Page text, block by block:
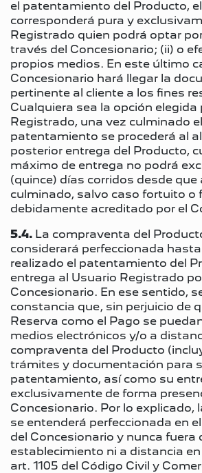
el patentamiento del Producto,
corresponderá pura y
Registrado quien podrá optar
través del Concesionario; (ii) o
propios medios. En este último
Concesionario hará llegar la
pertinente al cliente a los fines
Cualquiera sea la opción elegida
Registrado, una vez culminado
patentamiento se procederá al
posterior entrega del Producto,
máximo de entrega no podrá
(quince) días corridos desde que
culminado, salvo caso fortuito o
debidamente acreditado por el
5.4. La compraventa del
considerará perfeccionada
realizado el patentamiento del
entrega al Usuario Registrado
Concesionario. En ese sentido,
constancia que, sin perjuicio de
Reserva como el Pago se
medios electrónicos y/o a
compraventa del Producto
trámites y documentación para
patentamiento, así como su
exclusivamente de forma
Concesionario. Por lo explicado,
se entenderá perfeccionada en
del Concesionario y nunca fuera
establecimiento ni a distancia
art. 1105 del Código Civil y